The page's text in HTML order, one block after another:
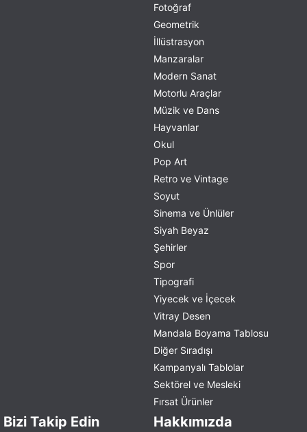
Fotoğraf
Geometrik
İllüstrasyon
Manzaralar
Modern Sanat
Motorlu Araçlar
Müzik ve Dans
Hayvanlar
Okul
Pop Art
Retro ve Vintage
Soyut
Sinema ve Ünlüler
Siyah Beyaz
Şehirler
Spor
Tipografi
Yiyecek ve İçecek
Vitray Desen
Mandala Boyama Tablosu
Diğer Sıradışı
Kampanyalı Tablolar
Sektörel ve Mesleki
Fırsat Ürünler
Bizi Takip Edin Hakkımızda